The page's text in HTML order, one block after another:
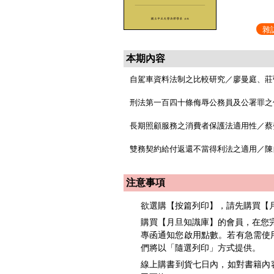
雜
本期內容
自駕車資料法制之比較研究／廖曼庭、
刑法第一百四十條侮辱公務員及公署罪
長期照顧服務之消費者保護法適用性／
雙務契約給付返還不當得利法之適用／
注意事項
欲選購【按篇列印】，請先購買【
購買【月旦知識庫】的會員，在您
專函通知您啟用點數。若有急需使
們將以「隨選列印」方式提供。
線上購書到貨七日內，如對書籍